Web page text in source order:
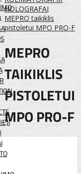
HOLOGRAFAI
MEPRO taikiklis
pistoletui MPO PRO-F
MEPRO
TAIKIKLIS
PISTOLETUI
MPO PRO-F